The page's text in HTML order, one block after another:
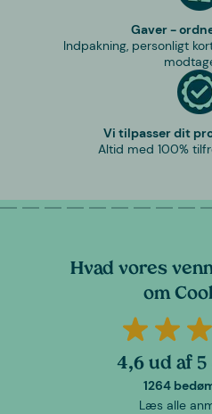
Gaver -
Indpakning, personligt
Vi tilpasser dit
Altid med 100%
Hvad vores
om
4,6 ud af
1264
Læs alle